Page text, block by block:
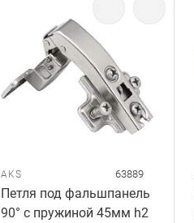
AKS 63889
Петля под фальшпанель
90° с пружиной 45мм h2